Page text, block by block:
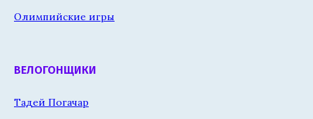
Олимпийские игры
ВЕЛОГОНЩИКИ
Тадей Погачар